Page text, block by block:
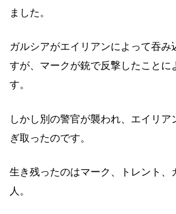
ました。
ガルシアがエイリアンによって吞み
すが、マークが銃で反撃したことに
す。
しかし別の警官が襲われ、エイリア
ぎ取ったのです。
生き残ったのはマーク、トレント、
人。